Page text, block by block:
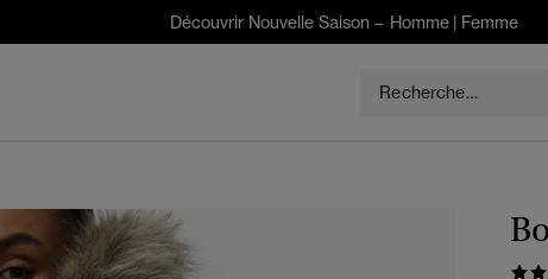
Découvrir Nouvelle Saison – Homme| Femme